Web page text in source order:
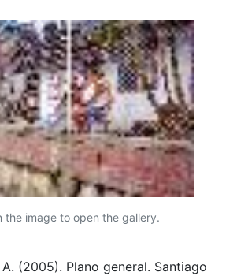
the image to open the gallery.
(2005). Plano general. Santiago